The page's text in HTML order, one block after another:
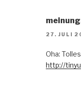
27. JULI
Oha:
http://